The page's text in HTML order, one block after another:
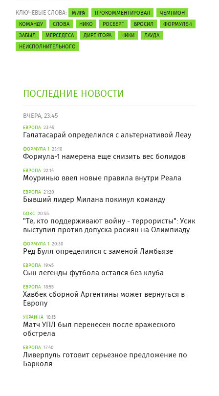
КЛЮЧЕВЫЕ СЛОВА: МИРА ПРОКОММЕНТИРОВАЛ
ЧЕМПИОН
КОМАНДУ
СЛОВА НИКО РОСБЕРГ БРОСИЛ
ФОРМУЛЕ-1
ЗАБЫЛ
МЕРСЕДЕСА ДИРЕКТОРА НИКИ
ЛАУДА
НЕИСПОЛНИТЕЛЬНОГО
ПОСЛЕДНИЕ НОВОСТИ
ВЧЕРА, 23:45
ЕВРОПА 23:45
Галатасарай определился с альтернативой Леау
ФОРМУЛА 1 23:10
Формула-1 намерена еще снизить вес болидов
ЕВРОПА 22:14
Моуринью ввел новые правила внутри Реала
ЕВРОПА 21:20
Бывший лидер Милана покинул команду
БОКС 20:55
"Те, кто поддерживают войну - террористы": Усик
выступил против допуска росиян на Олимпиаду
ФОРМУЛА 1 20:30
Ред Булл определился с заменой Ламбьязе
ЕВРОПА 19:45
Сын легенды футбола остался без клуба
ЕВРОПА 18:55
Хавбек сборной Аргентины может вернуться в
Европу
УКРАИНА 18:15
Матч УПЛ был перенесен после вражеского
обстрела
ЕВРОПА 17:40
Ливерпуль готовит серьезное предложение по
Барколя